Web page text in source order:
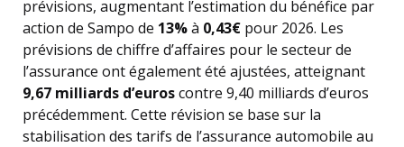
prévisions, augmentant l’estimation du bénéfice par
action de Sampo de 13%à 0,43€ pour 2026. Les
prévisions de chiffre d’affaires pour le secteur de
l’assurance ont également été ajustées, atteignant
9,67 milliards d’euroscontre 9,40 milliards d’euros
précédemment. Cette révision se base sur la
stabilisation des tarifs de l’assurance automobile au